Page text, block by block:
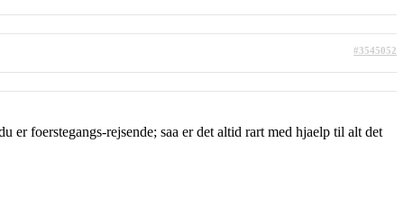
#3545052
foerstegangs-rejsende; saa er det altid rart med hjaelp til alt det